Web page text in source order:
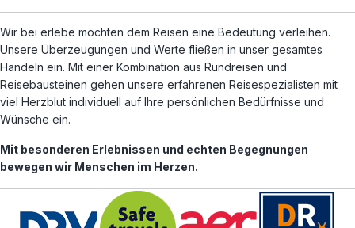
Wir bei erlebe möchten dem Reisen eine Bedeutung verleihen.
Unsere Überzeugungen und Werte fließen in unser gesamtes
Handeln ein. Mit einer Kombination aus Rundreisen und
Reisebausteinen gehen unsere erfahrenen Reisespezialisten mit
viel Herzblut individuell auf Ihre persönlichen Bedürfnisse und
Wünsche ein.
Mit besonderen Erlebnissen und echten Begegnungen
bewegen wir Menschen im Herzen.